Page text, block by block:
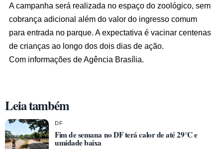
A campanha será realizada no espaço do zoológico, sem
cobrança adicional além do valor do ingresso comum
para entrada no parque. A expectativa é vacinar centenas
de crianças ao longo dos dois dias de ação.
Com informações de Agência Brasília.
Leia também
DF
Fim de semana no DF terá calor de até 29°C e
umidade baixa